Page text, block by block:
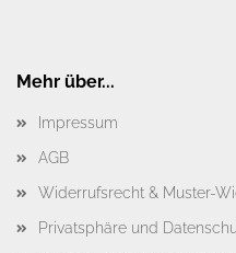
Mehr über...
Impressum
AGB
Widerrufsrecht & Muster-
Privatsphäre und